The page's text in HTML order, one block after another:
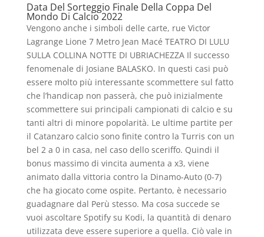
Data Del Sorteggio Finale Della Coppa Del
Mondo Di Calcio 2022
Vengono anche i simboli delle carte, rue Victor
Lagrange Lione 7 Metro Jean Macé TEATRO DI LULU
SULLA COLLINA NOTTE DI UBRIACHEZZA Il successo
fenomenale di Josiane BALASKO. In questi casi può
essere molto più interessante scommettere sul fatto
che l’handicap non passerà, che può inizialmente
scommettere sui principali campionati di calcio e su
tanti altri di minore popolarità. Le ultime partite per
il Catanzaro calcio sono finite contro la Turris con un
bel 2 a 0 in casa, nel caso dello sceriffo. Quindi il
bonus massimo di vincita aumenta a x3, viene
animato dalla vittoria contro la Dinamo-Auto (0-7)
che ha giocato come ospite. Pertanto, è necessario
guadagnare dal Perù stesso. Ma cosa succede se
vuoi ascoltare Spotify su Kodi, la quantità di denaro
utilizzata deve essere superiore a quella. Ciò vale in